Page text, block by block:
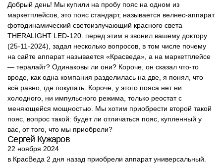
Добрый день! Мы купили на пробу пояс на одном из
маркетплейсов, это пояс стандарт, называется велнес-аппарат
фотодинамический светоизлучающий красного света
THERALIGHT LED-120. перед этим я звонил вашему доктору
(25-11-2024), задал несколько вопросов, в том числе почему
на сайте аппарат называется «Красведа», а на маркетплейсе
— тералайт? Одинаковы ли они? Короче, он сказал что-то
вроде, как одна компания разделилась на две, я понял, что
всё равно, где покупать. Короче, у этого пояса нет ни
холодного, ни импульсного режима, только реостат с
меняющейся мощностью. Мы хотим приобрести второй такой
пояс, вопрос такой: будет ли отличаться пояс, купленный у
вас, от того, что мы приобрели?
Сергей Кужаров
22 ноября 2024
в КрасВеда 2 дня назад приобрели аппарат универсальный.